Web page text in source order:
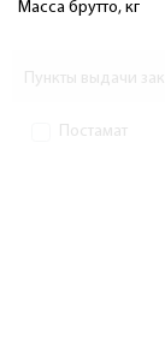
Масса брутто, кг
Пункты выдачи
Постамат